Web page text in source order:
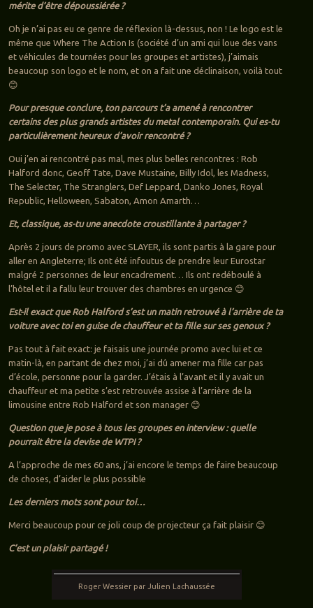
mérite d’être dépoussiérée ?
Oh je n’ai pas eu ce genre de réflexion là-dessus, non ! Le logo est le
même que Where The Action Is (société d’un ami qui loue des vans
et véhicules de tournées pour les groupes et artistes), j’aimais
beaucoup son logo et le nom, et on a fait une déclinaison, voilà tout
😊
Pour presque conclure, ton parcours t’a amené à rencontrer
certains des plus grands artistes du metal contemporain. Qui es-tu
particulièrement heureux d’avoir rencontré ?
Oui j’en ai rencontré pas mal, mes plus belles rencontres : Rob
Halford donc, Geoff Tate, Dave Mustaine, Billy Idol, les Madness,
The Selecter, The Stranglers, Def Leppard, Danko Jones, Royal
Republic, Helloween, Sabaton, Amon Amarth…
Et, classique, as-tu une anecdote croustillante à partager ?
Après 2 jours de promo avec SLAYER, ils sont partis à la gare pour
aller en Angleterre; Ils ont été infoutus de prendre leur Eurostar
malgré 2 personnes de leur encadrement… Ils ont redéboulé à
l’hôtel et il a fallu leur trouver des chambres en urgence 😊
Est-il exact que Rob Halford s’est un matin retrouvé à l’arrière de ta
voiture avec toi en guise de chauffeur et ta fille sur ses genoux ?
Pas tout à fait exact: je faisais une journée promo avec lui et ce
matin-là, en partant de chez moi, j’ai dû amener ma fille car pas
d’école, personne pour la garder. J’étais à l’avant et il y avait un
chauffeur et ma petite s’est retrouvée assise à l’arrière de la
limousine entre Rob Halford et son manager 😊
Question que je pose à tous les groupes en interview : quelle
pourrait être la devise de WTPI ?
A l’approche de mes 60 ans, j’ai encore le temps de faire beaucoup
de choses, d’aider le plus possible
Les derniers mots sont pour toi…
Merci beaucoup pour ce joli coup de projecteur ça fait plaisir 😊
C’est un plaisir partagé !
Roger Wessier par Julien Lachaussée